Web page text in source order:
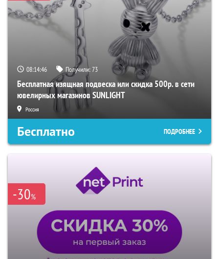
08:14:45 Получили:73
Бесплатная изящная подвеска или скидка 500р. в сети
ювелирных магазинов SUNLIGHT
Россия
Бесплатно ПОДРОБНЕЕ
-30%